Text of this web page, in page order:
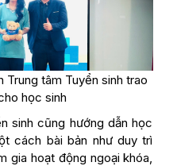
Trung tâm Tuyển sinh trao
học sinh
sinh cũng hướng dẫn học
cách bài bản như duy trì
gia hoạt động ngoại khóa,